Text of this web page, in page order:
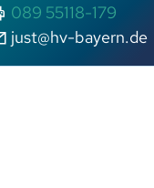
089 55118-179
just@hv-bayern.de